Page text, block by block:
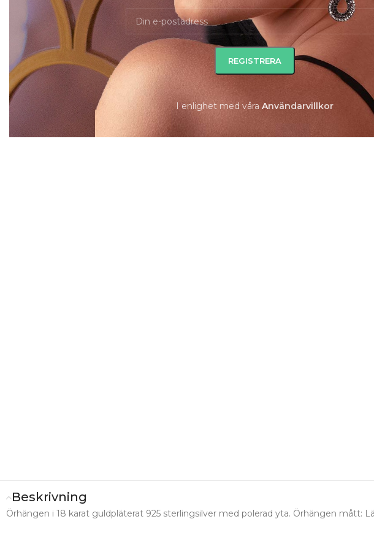
I enlighet med våra Användarvillkor
Beskrivning
Örhängen i 18 karat guldpläterat 925 sterlingsilver med polerad yta. Örhängen mått: